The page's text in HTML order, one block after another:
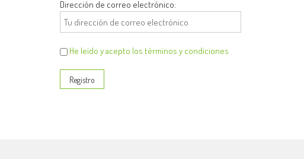
Dirección de correo electrónico:
He leído y acepto los términos y condiciones